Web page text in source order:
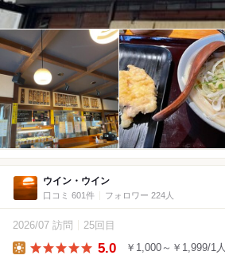
ウイン・ウイン
口コミ 601件 フォロワー 224人
2026/07 訪問 25回目
5.0 ￥1,000～￥1,999/1人